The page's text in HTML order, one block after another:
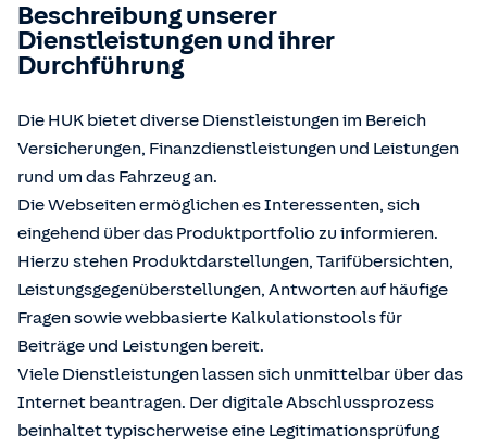
Beschreibung unserer
Dienstleistungen und ihrer
Durchführung
Die HUK bietet diverse Dienstleistungen im Bereich
Versicherungen, Finanzdienstleistungen und Leistungen
rund um das Fahrzeug an.
Die Webseiten ermöglichen es Interessenten, sich
eingehend über das Produktportfolio zu informieren.
Hierzu stehen Produktdarstellungen, Tarifübersichten,
Leistungsgegenüberstellungen, Antworten auf häufige
Fragen sowie webbasierte Kalkulationstools für
Beiträge und Leistungen bereit.
Viele Dienstleistungen lassen sich unmittelbar über das
Internet beantragen. Der digitale Abschlussprozess
beinhaltet typischerweise eine Legitimationsprüfung